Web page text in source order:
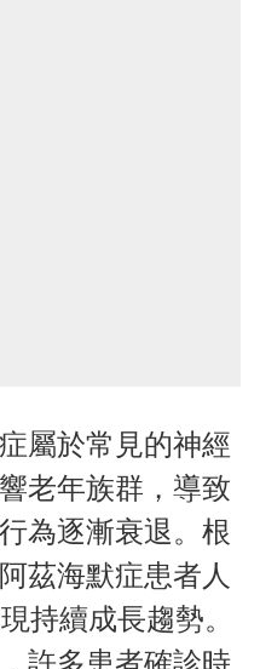
屬於常見的神經
老年族群，導致
為逐漸衰退。根
茲海默症患者人
持續成長趨勢。
許多患者確診時